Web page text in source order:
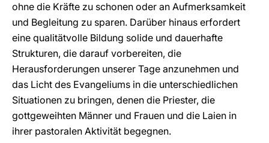
ohne die Kräfte zu schonen oder an Aufmerksamkeit
und Begleitung zu sparen. Darüber hinaus erfordert
eine qualitätvolle Bildung solide und dauerhafte
Strukturen, die darauf vorbereiten, die
Herausforderungen unserer Tage anzunehmen und
das Licht des Evangeliums in die unterschiedlichen
Situationen zu bringen, denen die Priester, die
gottgeweihten Männer und Frauen und die Laien in
ihrer pastoralen Aktivität begegnen.